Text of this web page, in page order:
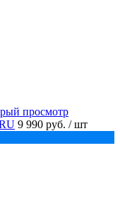
просмотр
9 990 руб. / шт